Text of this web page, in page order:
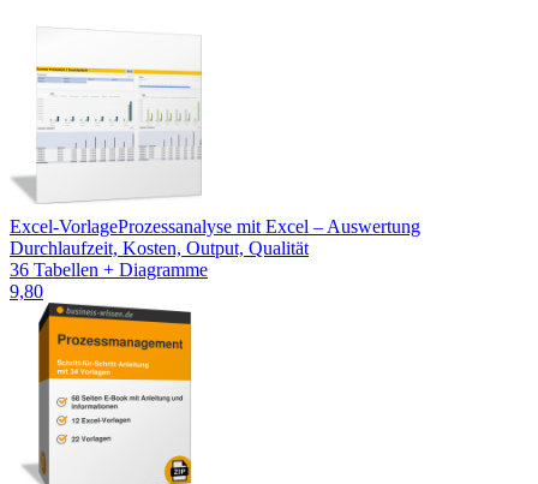
Excel-VorlageProzessanalyse mit Excel – Auswertung
Durchlaufzeit, Kosten, Output, Qualität
36 Tabellen + Diagramme
9,80